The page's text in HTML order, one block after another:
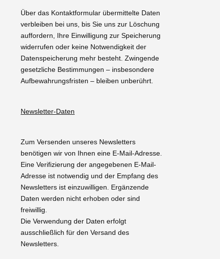
Über das Kontaktformular übermittelte Daten
verbleiben bei uns, bis Sie uns zur Löschung
auffordern, Ihre Einwilligung zur Speicherung
widerrufen oder keine Notwendigkeit der
Datenspeicherung mehr besteht. Zwingende
gesetzliche Bestimmungen – insbesondere
Aufbewahrungsfristen – bleiben unberührt.
Newsletter-Daten
Zum Versenden unseres Newsletters
benötigen wir von Ihnen eine E-Mail-Adresse.
Eine Verifizierung der angegebenen E-Mail-
Adresse ist notwendig und der Empfang des
Newsletters ist einzuwilligen. Ergänzende
Daten werden nicht erhoben oder sind
freiwillig.
Die Verwendung der Daten erfolgt
ausschließlich für den Versand des
Newsletters.